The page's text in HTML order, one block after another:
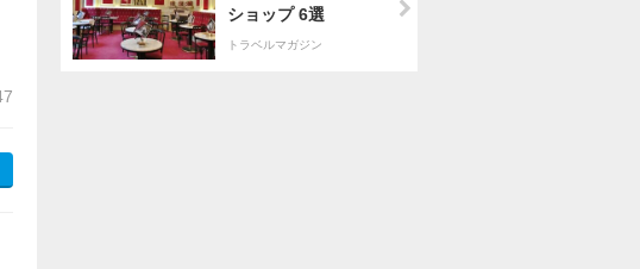
ショップ 6選
トラベルマガジン